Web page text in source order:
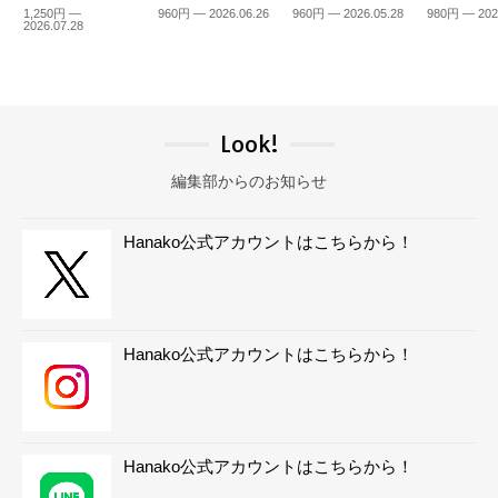
1,250円 —
2026.07.28
960円 — 2026.06.26 960円 — 2026.05.28 980円 —
Look!
編集部からのお知らせ
Hanako公式アカウントはこちらから！
Hanako公式アカウントはこちらから！
Hanako公式アカウントはこちらから！